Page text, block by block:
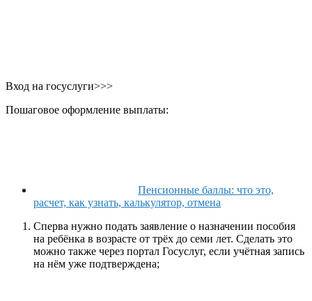
Вход на госуслуги>>>
Пошаговое оформление выплаты:
Пенсионные баллы: что это,
расчет, как узнать, калькулятор, отмена
Сперва нужно подать заявление о назначении пособия
на ребёнка в возрасте от трёх до семи лет. Сделать это
можно также через портал Госуслуг, если учётная запись
на нём уже подтверждена;